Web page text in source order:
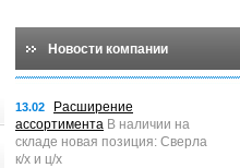
Новости компании
13.02
Расширение
ассортимента В наличии на
складе новая позиция: Сверла
к/х и ц/х